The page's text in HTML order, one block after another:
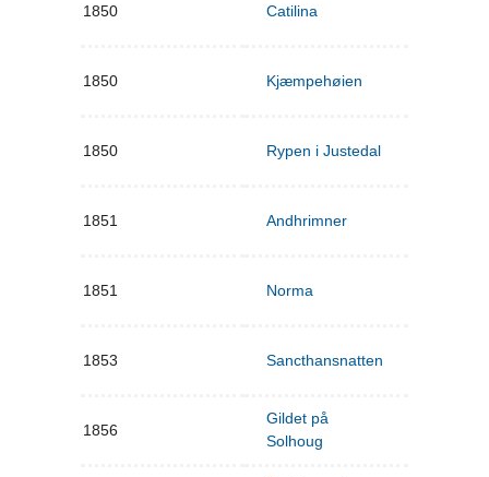
1850 Catilina
1850 Kjæmpehøien
1850 Rypen i Justedal
1851 Andhrimner
1851 Norma
1853 Sancthansnatten
1856
Gildet på
Solhoug